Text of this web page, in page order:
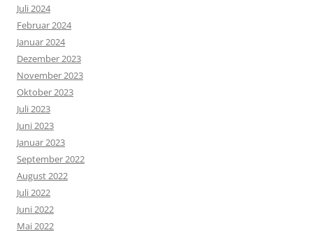
Juli 2024
Februar 2024
Januar 2024
Dezember 2023
November 2023
Oktober 2023
Juli 2023
Juni 2023
Januar 2023
September 2022
August 2022
Juli 2022
Juni 2022
Mai 2022